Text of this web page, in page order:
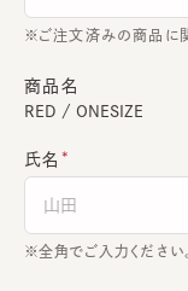
ご注文済みの商品に
商品名
RED / ONESIZE
氏名
全角でご入力ください。